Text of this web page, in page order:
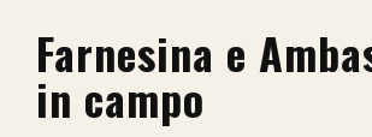
Farnesina e
in campo